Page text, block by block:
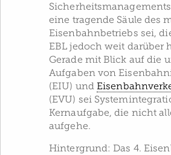
eine tragende Säule des
Eisenbahnbetriebs sei,
EBL jedoch weit darüber
Gerade mit Blick auf die
Aufgaben von
(EIU) und
(EVU) sei
Kernaufgabe, die nicht
aufgehe.
Hintergrund: Das 4.